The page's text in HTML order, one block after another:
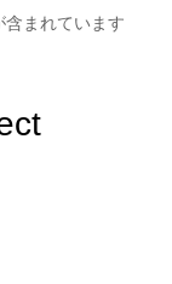
まれています